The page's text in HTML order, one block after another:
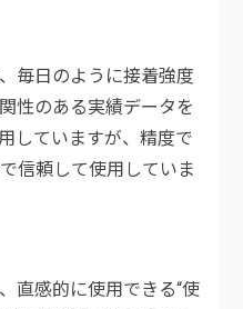
毎日のように接着強度
性のある実績データを
していますが、精度で
信頼して使用していま
直感的に使用できる“使